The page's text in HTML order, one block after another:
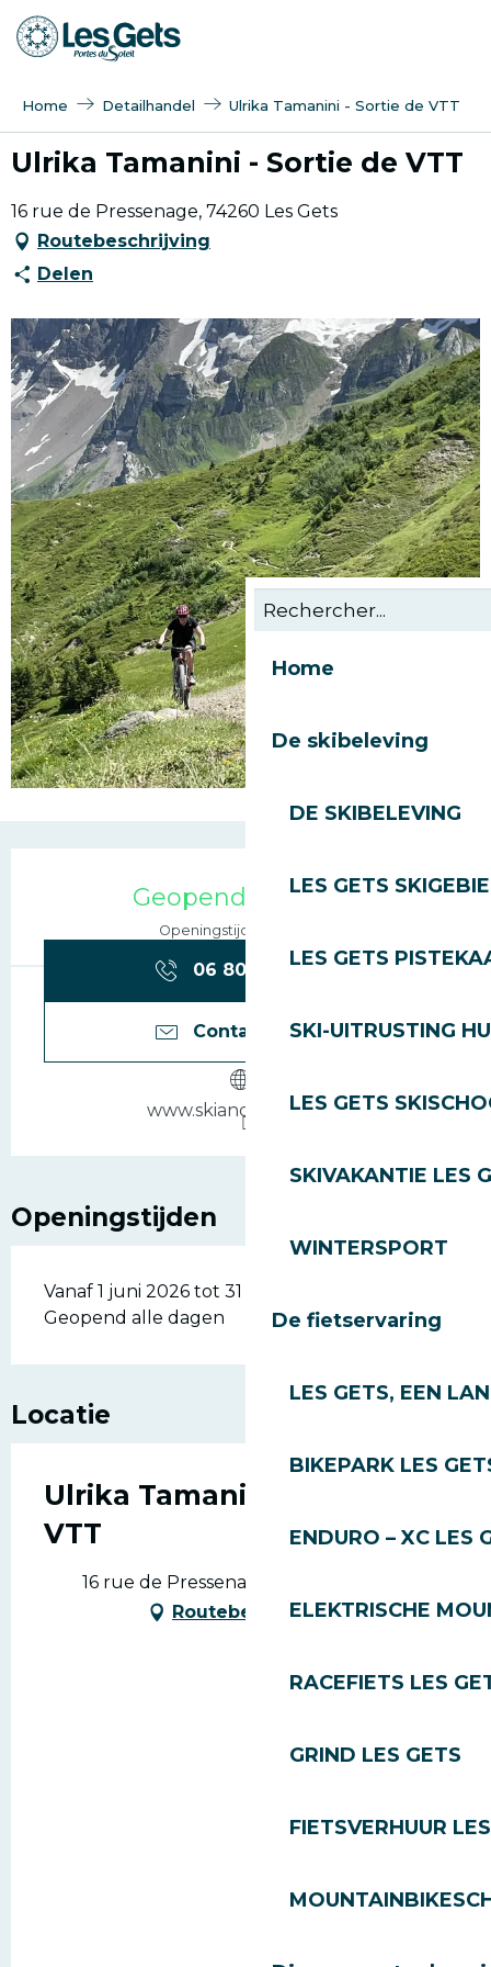
Aller
au
Home
De skibeleving
DE SKIBELEVING
LES GETS
LES GETS
SKI-UITRUSTING
LES GETS
SKIVAKANTIE LES
WINTERSPORT
De fietservaring
LES GETS, EEN
BIKEPARK LES
ENDURO – XC LES
ELEKTRISCHE
RACEFIETS LES
GRIND LES GETS
FIETSVERHUUR
Home Detailhandel Ulrika Tamanini - Sortie de VTT
Ulrika Tamanini - Sortie de VTT
16 rue de Pressenage, 74260 Les Gets
Routebeschrijving
Delen
Openingstijden en
Geopend vandaag
Openingstijden bekijken
06 80 33 60▒▒
Contacteer ons
www.skiandguide.com
Openingstijden
Vanaf 1 juni 2026 tot 31 oktober 2026 -
Geopend alle dagen
Locatie
Ulrika Tamanini - Sortie de
VTT
16 rue de Pressenage, 74260 Les Gets
Routebeschrijving